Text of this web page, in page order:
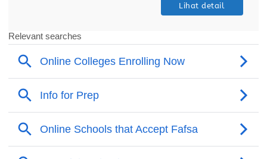
Lihat detail